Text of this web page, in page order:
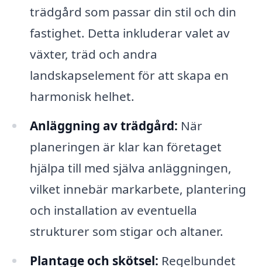
trädgård som passar din stil och din
fastighet. Detta inkluderar valet av
växter, träd och andra
landskapselement för att skapa en
harmonisk helhet.
Anläggning av trädgård: När
planeringen är klar kan företaget
hjälpa till med själva anläggningen,
vilket innebär markarbete, plantering
och installation av eventuella
strukturer som stigar och altaner.
Plantage och skötsel: Regelbundet